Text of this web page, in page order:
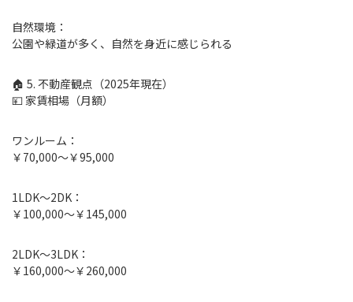
自然環境：
公園や緑道が多く、自然を身近に感じられる
🏠 5. 不動産観点（2025年現在）
💴 家賃相場（月額）
ワンルーム：
￥70,000〜￥95,000
1LDK〜2DK：
￥100,000〜￥145,000
2LDK〜3LDK：
￥160,000〜￥260,000